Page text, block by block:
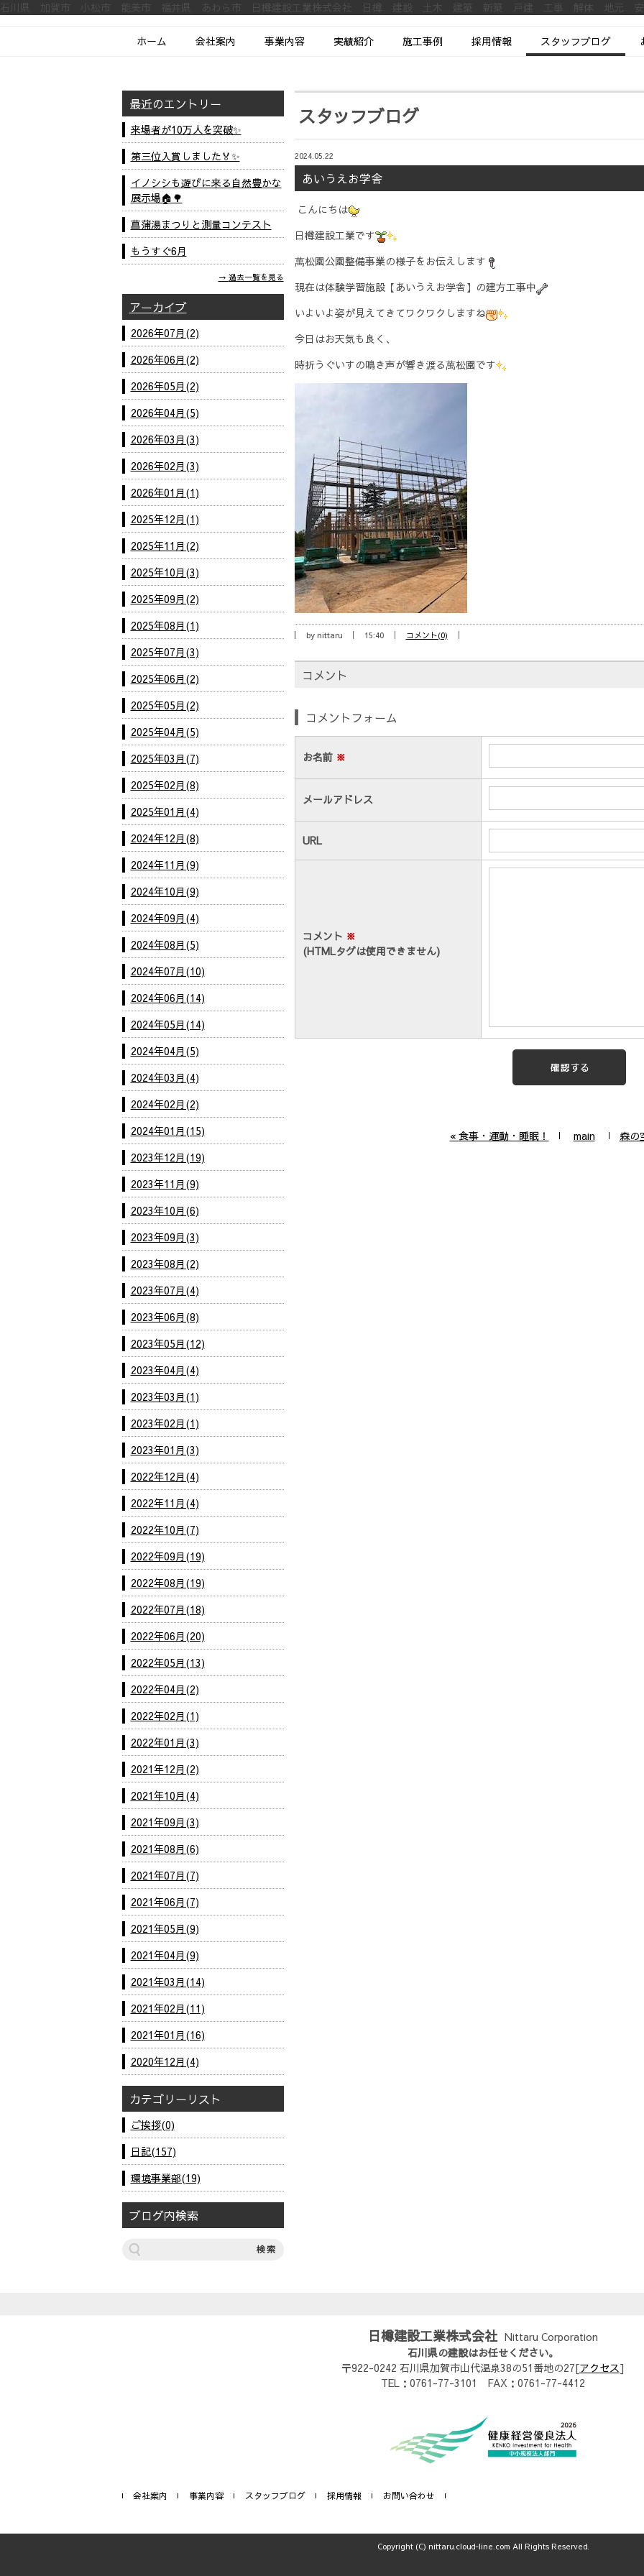
石川県 加賀市 小松市 能美市 福井県 あわら市 日樽建設工業株式会社 日樽 建設 土木 建築 新築 戸建 工事 解体 地元
ホーム 会社案内 事業内容 実績紹介 施工事例 採用情報 スタッフブログ
スタッフブログ
2024.05.22
あいうえお学舎
こんにちは
日樽建設工業です
萬松園公園整備事業の様子をお伝えします
現在は体験学習施設【あいうえお学舎】の建方工事中
いよいよ姿が見えてきてワクワクしますね
今日はお天気も良く、
時折うぐいすの鳴き声が響き渡る萬松園です
by nittaru 15:40 コメント(0)
コメント
コメントフォーム
お名前 ※
メールアドレス
URL
コメント ※
(HTMLタグは使用できません)
« 食事・運動・睡眠！ main 森の
最近のエントリー
来場者が10万人を突破✨
第三位入賞しました🏅✨
イノシシも遊びに来る自然豊かな
展示場🏠🌳
菖蒲湯まつりと測量コンテスト
もうすぐ6月
過去一覧を見る
アーカイブ
2026年07月(2)
2026年06月(2)
2026年05月(2)
2026年04月(5)
2026年03月(3)
2026年02月(3)
2026年01月(1)
2025年12月(1)
2025年11月(2)
2025年10月(3)
2025年09月(2)
2025年08月(1)
2025年07月(3)
2025年06月(2)
2025年05月(2)
2025年04月(5)
2025年03月(7)
2025年02月(8)
2025年01月(4)
2024年12月(8)
2024年11月(9)
2024年10月(9)
2024年09月(4)
2024年08月(5)
2024年07月(10)
2024年06月(14)
2024年05月(14)
2024年04月(5)
2024年03月(4)
2024年02月(2)
2024年01月(15)
2023年12月(19)
2023年11月(9)
2023年10月(6)
2023年09月(3)
2023年08月(2)
2023年07月(4)
2023年06月(8)
2023年05月(12)
2023年04月(4)
2023年03月(1)
2023年02月(1)
2023年01月(3)
2022年12月(4)
2022年11月(4)
2022年10月(7)
2022年09月(19)
2022年08月(19)
2022年07月(18)
2022年06月(20)
2022年05月(13)
2022年04月(2)
2022年02月(1)
2022年01月(3)
2021年12月(2)
2021年10月(4)
2021年09月(3)
2021年08月(6)
2021年07月(7)
2021年06月(7)
2021年05月(9)
2021年04月(9)
2021年03月(14)
2021年02月(11)
2021年01月(16)
2020年12月(4)
カテゴリーリスト
ご挨拶(0)
日記(157)
環境事業部(19)
ブログ内検索
日樽建設工業株式会社 Nittaru Corporation
石川県の建設はお任せください。
〒922-0242 石川県加賀市山代温泉38の51番地の27[アクセス]
TEL：0761-77-3101 FAX：0761-77-4412
会社案内 事業内容 スタッフブログ 採用情報 お問い合わせ
Copyright (C) nittaru.cloud-line.com All Rights Reserved.